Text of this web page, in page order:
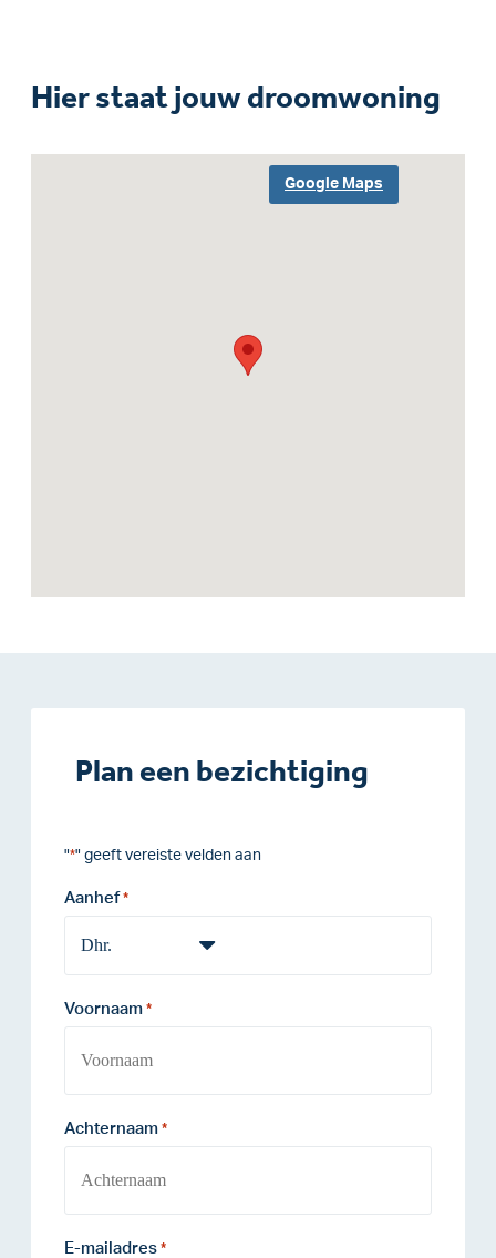
Hier staat jouw droomwoning
Google Maps
Plan een bezichtiging
"*" geeft vereiste velden aan
Aanhef *
Voornaam *
Achternaam *
E-mailadres *